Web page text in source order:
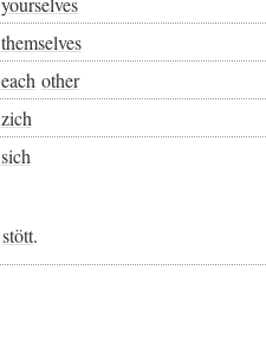
themselves
each other
zich
sich
stött.